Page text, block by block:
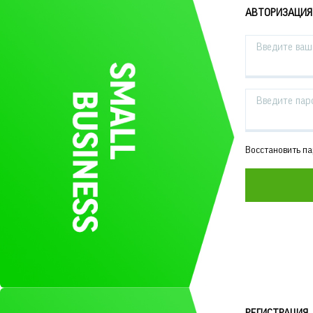
АВТОРИЗАЦИЯ
Введите
Введите
Восстановить